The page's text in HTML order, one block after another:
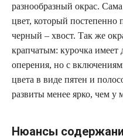
разнообразный окрас.
цвет, который постепенно
черный – хвост. Так же
крапчатым: курочка
оперения, но с
цвета в виде пятен и
развиты менее ярко, чем у
Нюансы